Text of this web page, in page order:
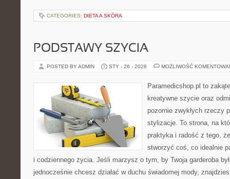
CATEGORIES: DIETA A SKÓRA
PODSTAWY SZYCIA
POSTED BY ADMIN STY - 26 - 2026 MOŻLIWOŚĆ
Paramedicshop.pl to
kreatywne szycie oraz
pozornie zwykłych rzeczy
stylizacje. To strona, na
praktyka i radość z tego,
stworzyć coś, co idealnie
i codziennego życia. Jeśli marzysz o tym, by Twoja garderoba
jednocześnie chcesz działać w duchu świadomej mody,